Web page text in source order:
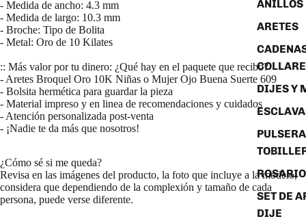
ANILLOS
ARETES
DIJES Y
SET DE
DIJE
- Medida de ancho: 4.3 mm
- Medida de largo: 10.3 mm
- Broche: Tipo de Bolita
- Metal: Oro de 10 Kilates
:: Más valor por tu dinero: ¿Qué hay en el paquete que recibo?
- Aretes Broquel Oro 10K Niñas o Mujer Ojo Buena Suerte 609
- Bolsita hermética para guardar la pieza
- Material impreso y en linea de recomendaciones y cuidados
- Atención personalizada post-venta
- ¡Nadie te da más que nosotros!
¿Cómo sé si me queda?
Revisa en las imágenes del producto, la foto que incluye a la modelo,
considera que dependiendo de la complexión y tamaño de cada
persona, puede verse diferente.